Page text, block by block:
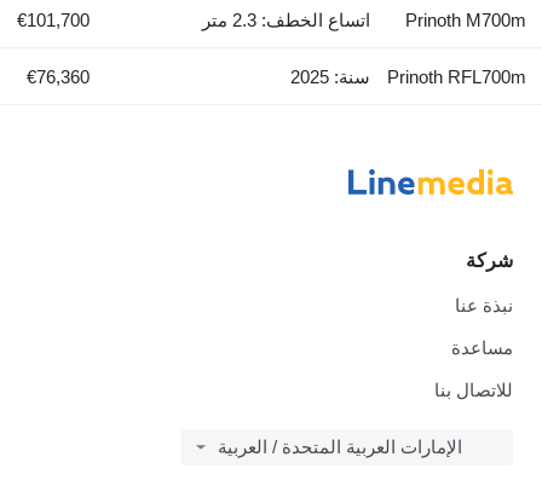
Prinoth M700m اتساع الخطف: 2.3 متر €101,700
Prinoth RFL700m سنة: 2025 €76,360
شركة
نبذة عنا
مساعدة
للاتصال بنا
الإمارات العربية المتحدة / العربية